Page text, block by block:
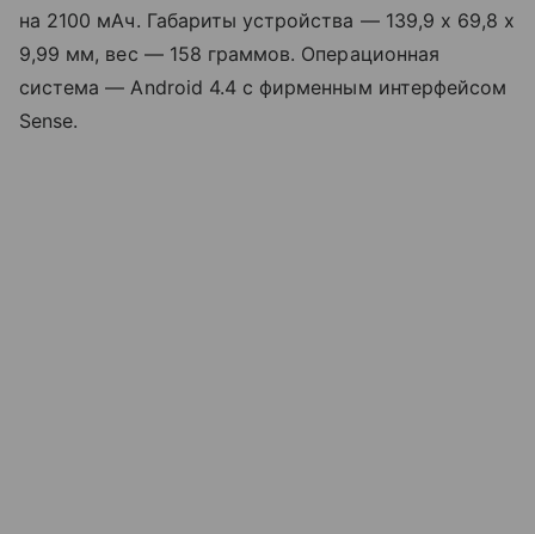
на 2100 мАч. Габариты устройства — 139,9 x 69,8 x
9,99 мм, вес — 158 граммов. Операционная
система — Android 4.4 с фирменным интерфейсом
Sense.